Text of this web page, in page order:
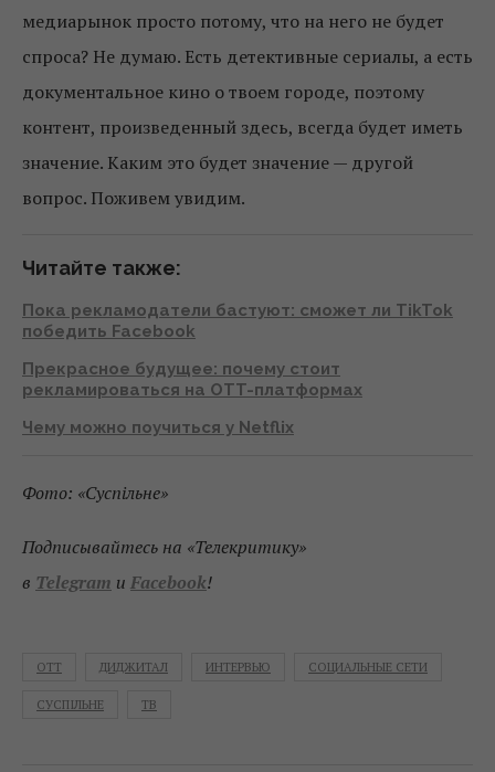
медиарынок просто потому, что на него не будет
спроса? Не думаю. Есть детективные сериалы, а есть
документальное кино о твоем городе, поэтому
контент, произведенный здесь, всегда будет иметь
значение. Каким это будет значение — другой
вопрос. Поживем увидим.
Читайте также:
Пока рекламодатели бастуют: сможет ли TikTok
победить Facebook
Прекрасное будущее: почему стоит
рекламироваться на OTT-платформах
Чему можно поучиться у Netflix
Фото: «Суспільне»
Подписывайтесь на «Телекритику»
в Telegram и Facebook!
OTT ДИДЖИТАЛ ИНТЕРВЬЮ СОЦИАЛЬНЫЕ СЕТИ
СУСПІЛЬНЕ ТВ